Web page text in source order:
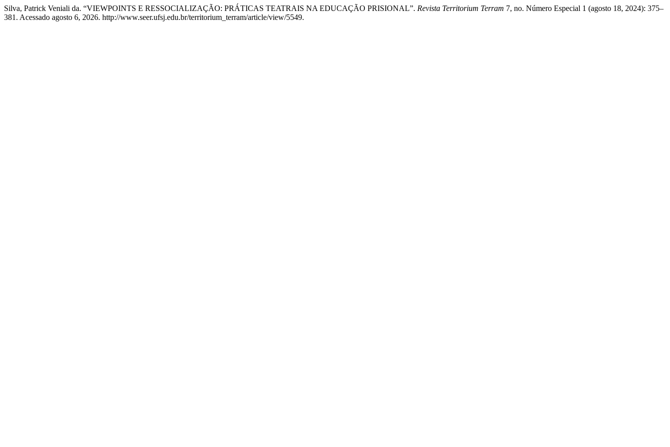
Silva, Patrick Veniali da. “VIEWPOINTS E RESSOCIALIZAÇÃO: PRÁTICAS TEATRAIS NA EDUCAÇÃO PRISIONAL”. Revista Territorium Terram 7, no. Número Especial 1 (agosto 18, 2024): 375–
381. Acessado agosto 6, 2026. http://www.seer.ufsj.edu.br/territorium_terram/article/view/5549.